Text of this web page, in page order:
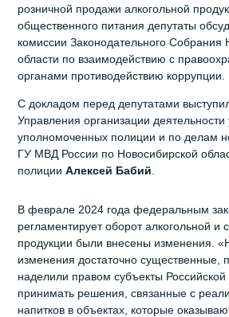
розничной продажи алкогольной
общественного питания депутаты
комиссии Законодательного Собрания
области по взаимодействию с
органами противодействию коррупции.
С докладом перед депутатами
Управления организации деятельности
уполномоченных полиции и по делам
ГУ МВД России по Новосибирской
полицииАлексей Бабий
В феврале 2024 года федеральным
регламентирует оборот алкогольной и
продукции были внесены изменения.
изменения достаточно существенные,
наделили правом субъекты
принимать решения, связанные с
напитков в объектах, которые